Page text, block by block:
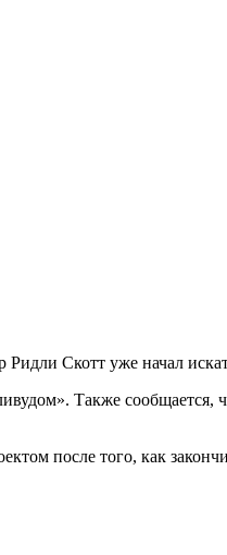
Ридли Скотт уже начал
Также сообщается,
после того, как